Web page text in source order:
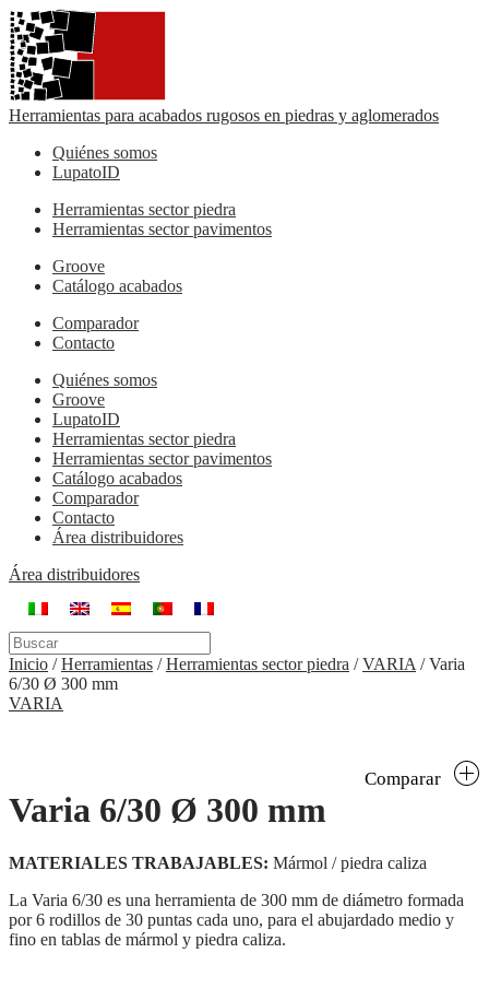
Herramientas para acabados rugosos en piedras y aglomerados
Quiénes somos
LupatoID
Herramientas sector piedra
Herramientas sector pavimentos
Groove
Catálogo acabados
Comparador
Contacto
Quiénes somos
Groove
LupatoID
Herramientas sector piedra
Herramientas sector pavimentos
Catálogo acabados
Comparador
Contacto
Área distribuidores
Área distribuidores
Inicio /Herramientas /Herramientas sector piedra /VARIA /Varia
6/30 Ø 300 mm
VARIA
Varia 6/30 Ø 300 mm
Comparar
MATERIALES TRABAJABLES: Mármol / piedra caliza
La Varia 6/30 es una herramienta de 300 mm de diámetro formada
por 6 rodillos de 30 puntas cada uno, para el abujardado medio y
fino en tablas de mármol y piedra caliza.